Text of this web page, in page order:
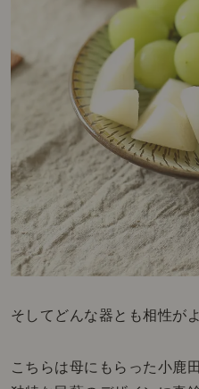
そしてどんな器とも相性が
こちらは母にもらった小鹿